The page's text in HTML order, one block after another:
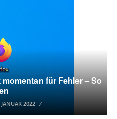
für Fehler – So
2022